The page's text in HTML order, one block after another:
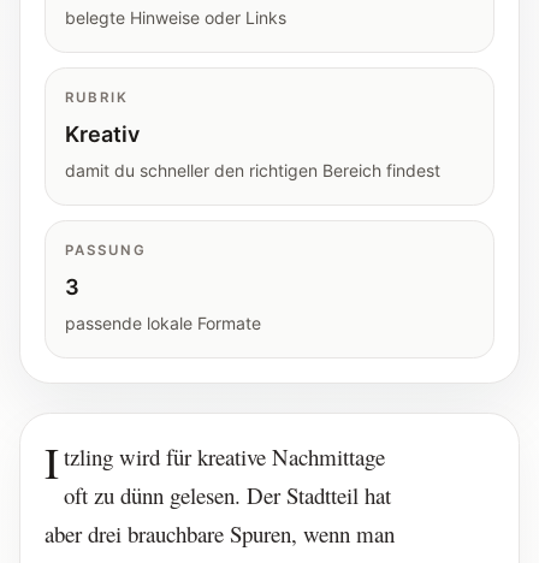
Hilfe
Anlaufstellen.
Updates
Was neu, geprüft oder erweitert wurde.
belegte Hinweise oder Links
RUBRIK
Kreativ
damit du schneller den richtigen Bereich findest
PASSUNG
3
passende lokale Formate
Itzling wird für kreative Nachmittage
oft zu dünn gelesen. Der Stadtteil hat
aber drei brauchbare Spuren, wenn man